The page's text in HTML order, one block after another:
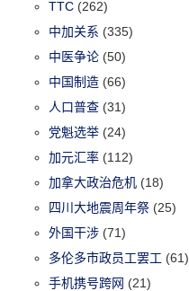
TTC (262)
中加关系 (335)
中医争论 (50)
中国制造 (66)
人口普查 (31)
党魁选举 (24)
加元汇率 (112)
加拿大政治危机 (18)
四川大地震周年祭 (25)
外国干涉 (71)
多伦多市政员工罢工 (61)
手机携号跨网 (21)